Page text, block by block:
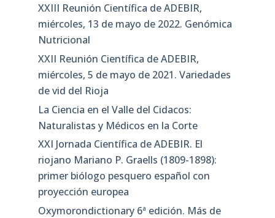
XXIII Reunión Científica de ADEBIR,
miércoles, 13 de mayo de 2022. Genómica
Nutricional
XXII Reunión Científica de ADEBIR,
miércoles, 5 de mayo de 2021. Variedades
de vid del Rioja
La Ciencia en el Valle del Cidacos:
Naturalistas y Médicos en la Corte
XXI Jornada Científica de ADEBIR. El
riojano Mariano P. Graells (1809-1898):
primer biólogo pesquero español con
proyección europea
Oxymorondictionary 6ª edición. Más de